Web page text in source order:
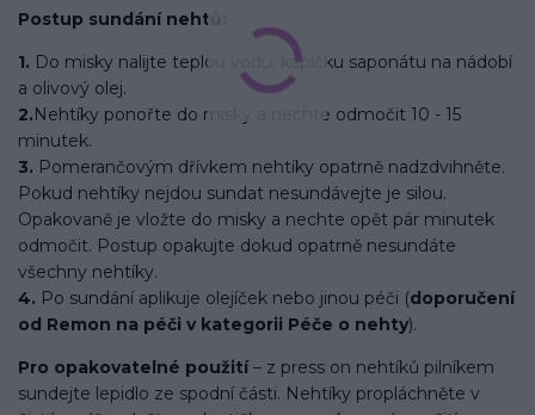
Postup sundání nehtů:
1. Do misky nalijte teplou vodu, kapičku saponátu na nádobí
a olivový olej.
2.Nehtíky ponořte do misky a nechte odmočit 10 - 15
minutek.
3. Pomerančovým dřívkem nehtíky opatrně nadzdvihněte.
Pokud nehtíky nejdou sundat nesundávejte je silou.
Opakovaně je vložte do misky a nechte opět pár minutek
odmočit. Postup opakujte dokud opatrně nesundáte
všechny nehtíky.
4. Po sundání aplikuje olejíček nebo jinou péči (doporučení
od Remon na péči v kategorii Péče o nehty).
Pro opakovatelné použití– z press on nehtíků pilníkem
sundejte lepidlo ze spodní části. Nehtíky propláchněte v